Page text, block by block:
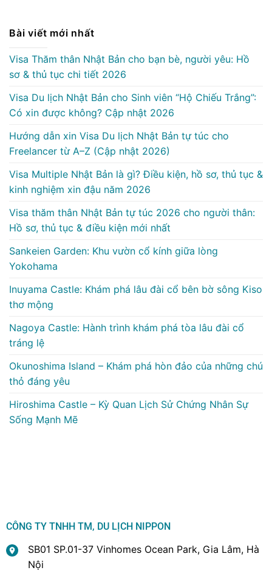
Bài viết mới nhất
Visa Thăm thân Nhật Bản cho bạn bè, người yêu: Hồ
sơ & thủ tục chi tiết 2026
Visa Du lịch Nhật Bản cho Sinh viên “Hộ Chiếu Trắng”:
Có xin được không? Cập nhật 2026
Hướng dẫn xin Visa Du lịch Nhật Bản tự túc cho
Freelancer từ A–Z (Cập nhật 2026)
Visa Multiple Nhật Bản là gì? Điều kiện, hồ sơ, thủ tục &
kinh nghiệm xin đậu năm 2026
Visa thăm thân Nhật Bản tự túc 2026 cho người thân:
Hồ sơ, thủ tục & điều kiện mới nhất
Sankeien Garden: Khu vườn cổ kính giữa lòng
Yokohama
Inuyama Castle: Khám phá lâu đài cổ bên bờ sông Kiso
thơ mộng
Nagoya Castle: Hành trình khám phá tòa lâu đài cổ
tráng lệ
Okunoshima Island – Khám phá hòn đảo của những chú
thỏ đáng yêu
Hiroshima Castle – Kỳ Quan Lịch Sử Chứng Nhân Sự
Sống Mạnh Mẽ
CÔNG TY TNHH TM, DU LỊCH NIPPON
SB01 SP.01-37 Vinhomes Ocean Park, Gia Lâm, Hà
Nội